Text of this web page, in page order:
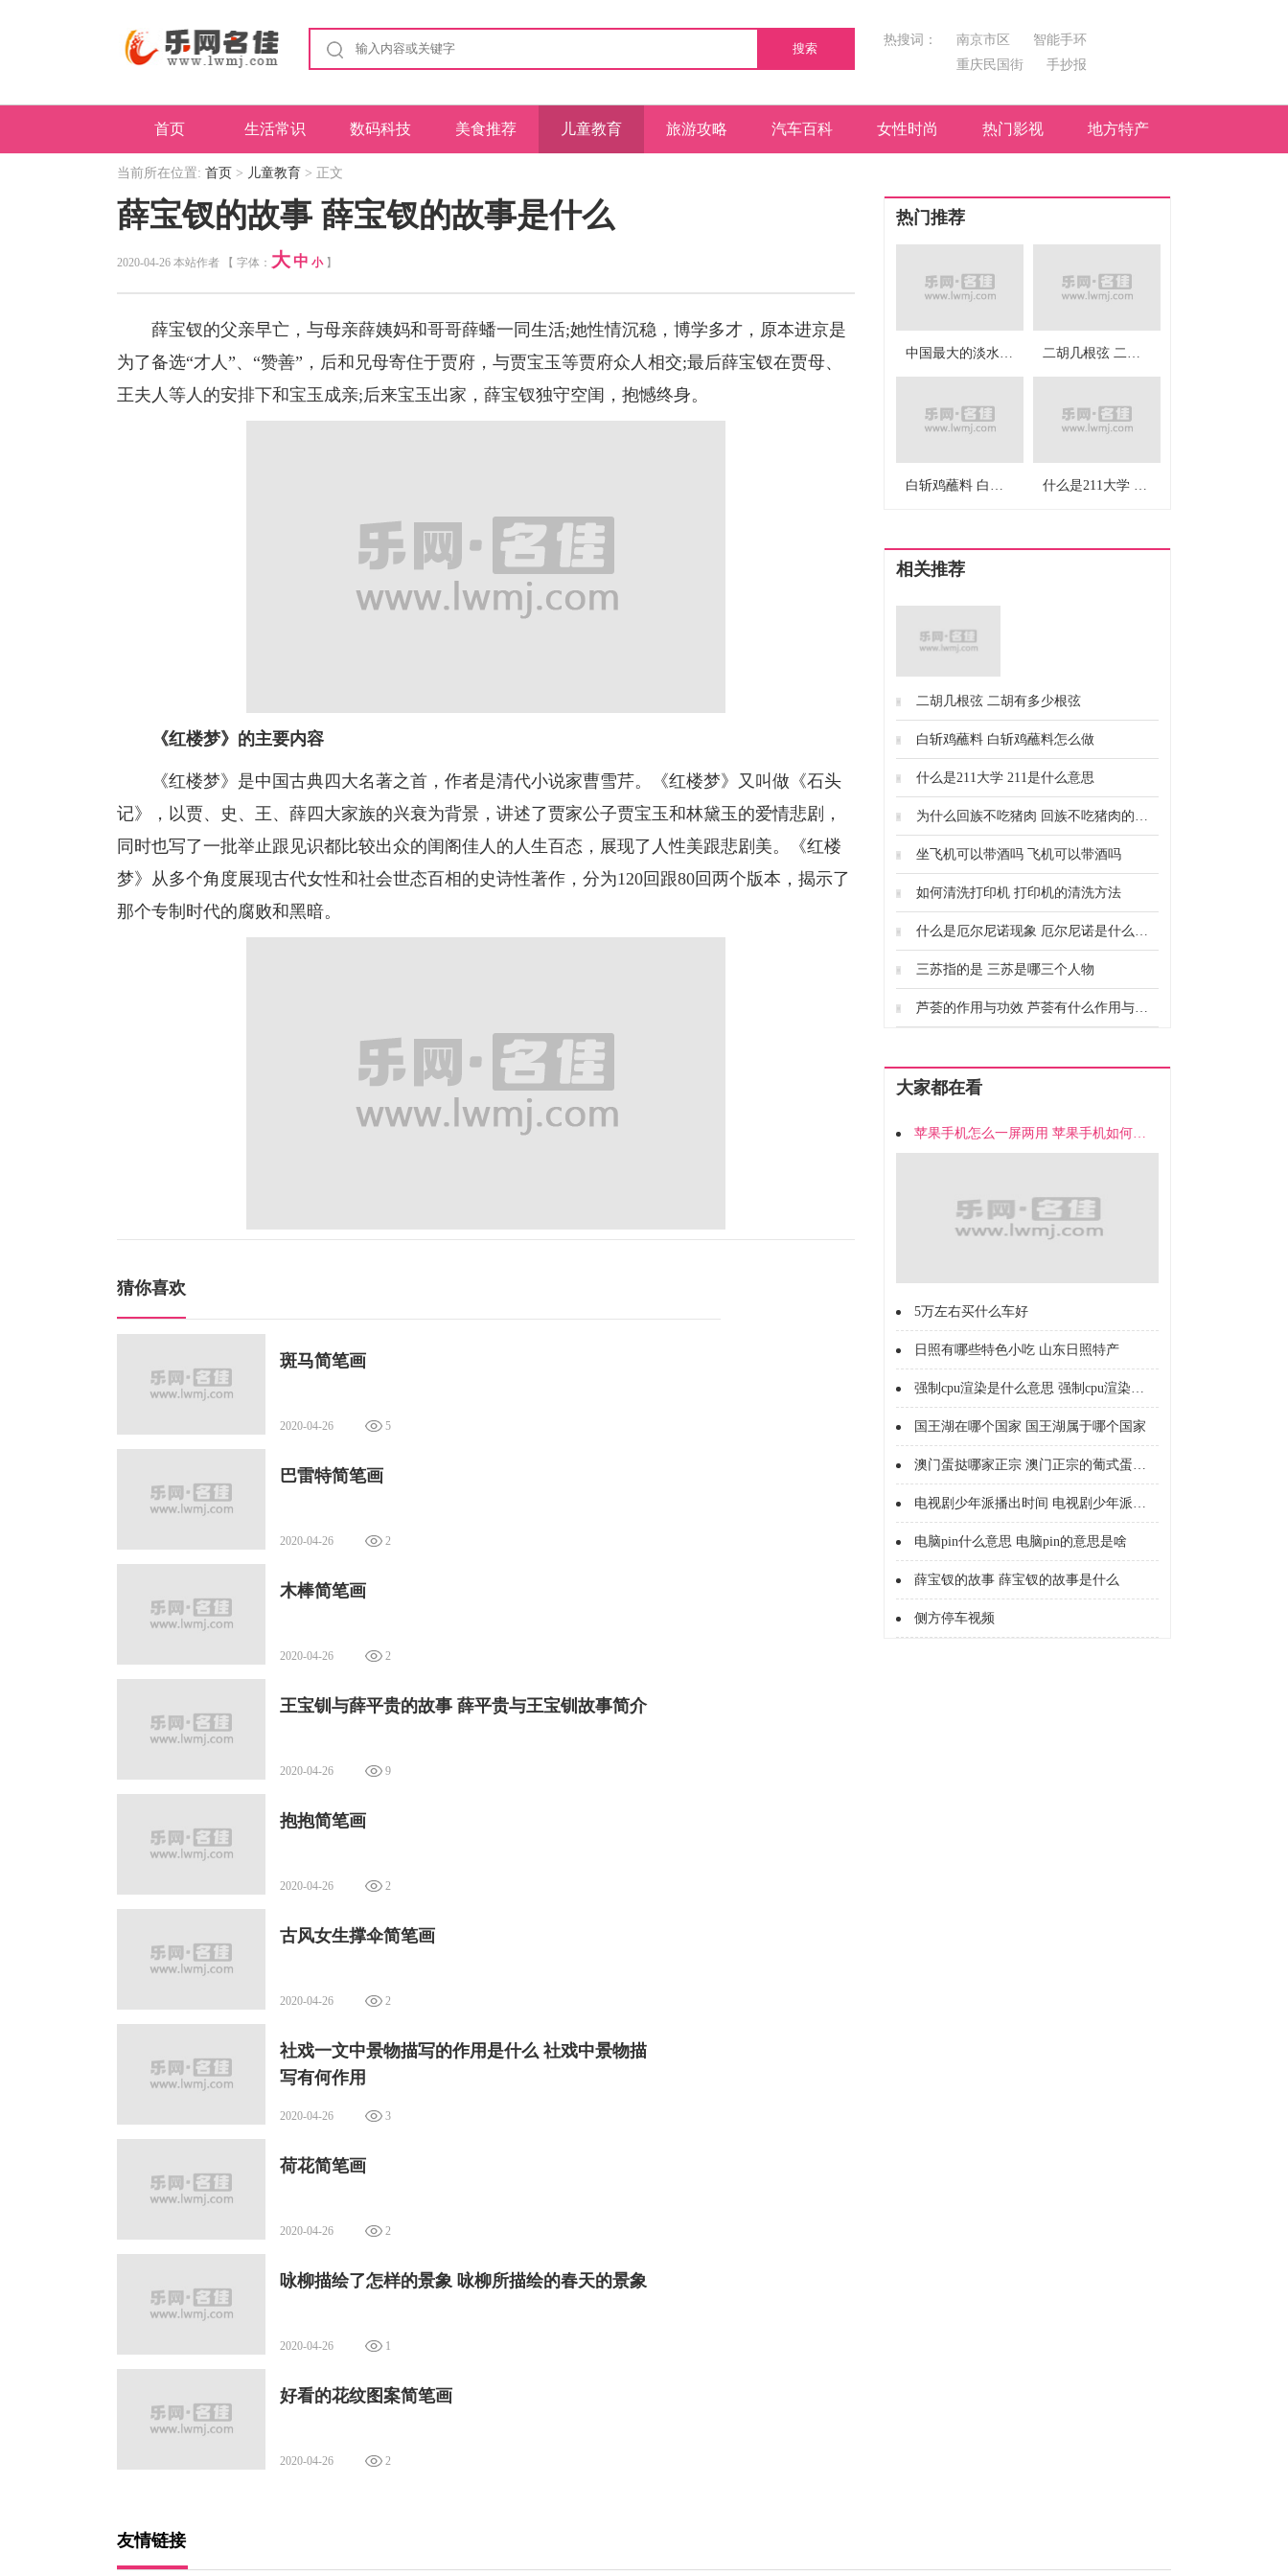
搜索
热搜词： 南京市区
智能手环
重庆民国街
手抄报
首页 生活常识 数码科技 美食推荐 儿童教育 旅游攻略 汽车百科 女性时尚 热门影视 地方特产
当前所在位置: 首页 > 儿童教育 > 正文
薛宝钗的故事 薛宝钗的故事是什么
2020-04-26 本站作者 【 字体： 大 中 小】
薛宝钗的父亲早亡，与母亲薛姨妈和哥哥薛蟠一同生活;她性情沉稳，博学多才，原本进京是
为了备选“才人”、“赞善”，后和兄母寄住于贾府，与贾宝玉等贾府众人相交;最后薛宝钗在贾母、
王夫人等人的安排下和宝玉成亲;后来宝玉出家，薛宝钗独守空闺，抱憾终身。
《红楼梦》的主要内容
《红楼梦》是中国古典四大名著之首，作者是清代小说家曹雪芹。《红楼梦》又叫做《石头
记》，以贾、史、王、薛四大家族的兴衰为背景，讲述了贾家公子贾宝玉和林黛玉的爱情悲剧，
同时也写了一批举止跟见识都比较出众的闺阁佳人的人生百态，展现了人性美跟悲剧美。《红楼
梦》从多个角度展现古代女性和社会世态百相的史诗性著作，分为120回跟80回两个版本，揭示了
那个专制时代的腐败和黑暗。
猜你喜欢
斑马简笔画
2020-04-26 5
巴雷特简笔画
2020-04-26 2
木棒简笔画
2020-04-26 2
王宝钏与薛平贵的故事 薛平贵与王宝钏故事简介
2020-04-26 9
抱抱简笔画
2020-04-26 2
古风女生撑伞简笔画
2020-04-26 2
社戏一文中景物描写的作用是什么 社戏中景物描
写有何作用
2020-04-26 3
荷花简笔画
2020-04-26 2
咏柳描绘了怎样的景象 咏柳所描绘的春天的景象
2020-04-26 1
好看的花纹图案简笔画
2020-04-26 2
热门推荐
中国最大的淡水湖是 我国最大的淡水湖是 二胡几根弦 二胡有多少根弦
白斩鸡蘸料 白斩鸡蘸料怎么做 什么是211大学 211是什么意思
相关推荐
中国最大的淡水湖是鄱阳湖。鄱阳湖古
称为彭蠡、彭蠡泽、彭泽，地处九江、
南昌、上饶三市，是中国第一大淡水
湖，也是中国第二大湖，仅次于青海
二胡几根弦 二胡有多少根弦
白斩鸡蘸料 白斩鸡蘸料怎么做
什么是211大学 211是什么意思
为什么回族不吃猪肉 回族不吃猪肉的原因
坐飞机可以带酒吗 飞机可以带酒吗
如何清洗打印机 打印机的清洗方法
什么是厄尔尼诺现象 厄尔尼诺是什么意思
三苏指的是 三苏是哪三个人物
芦荟的作用与功效 芦荟有什么作用与功效
大家都在看
苹果手机怎么一屏两用 苹果手机如何一屏两用
5万左右买什么车好
日照有哪些特色小吃 山东日照特产
强制cpu渲染是什么意思 强制cpu渲染的意思是啥
国王湖在哪个国家 国王湖属于哪个国家
澳门蛋挞哪家正宗 澳门正宗的葡式蛋挞店
电视剧少年派播出时间 电视剧少年派什么时候播出
电脑pin什么意思 电脑pin的意思是啥
薛宝钗的故事 薛宝钗的故事是什么
侧方停车视频
友情链接